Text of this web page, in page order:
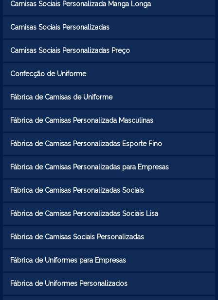
Camisas Sociais Personalizada Manga Longa
Camisas Sociais Personalizadas
Camisas Sociais Personalizadas Preço
Confecção de Uniforme
Fábrica de Camisas de Uniforme
Fábrica de Camisas Personalizada Masculinas
Fábrica de Camisas Personalizadas Esporte Fino
Fábrica de Camisas Personalizadas para Empresas
Fábrica de Camisas Personalizadas Sociais
Fábrica de Camisas Personalizadas Sociais Lisa
Fábrica de Camisas Sociais Personalizadas
Fábrica de Uniformes para Empresas
Fábrica de Uniformes Personalizados